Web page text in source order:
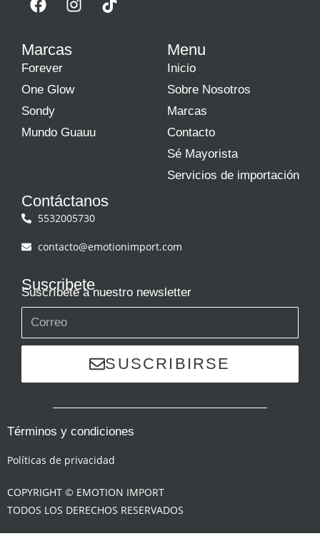
Marcas
Forever
One Glow
Sondy
Mundo Guauu
Menu
Inicio
Sobre Nosotros
Marcas
Contacto
Sé Mayorista
Servicios de importación
Contáctanos
5532005730
contacto@emotionimport.com
Suscribete
Suscríbete a nuestro newsletter
SUSCRIBIRSE
Términos y condiciones
Políticas de privacidad
COPYRIGHT © EMOTION IMPORT
TODOS LOS DERECHOS RESERVADOS